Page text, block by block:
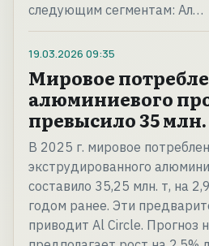
следующим сегментам: Ал…
19.03.2026 09:35
Мировое
алюминиевого
превысило 35 млн.
В 2025 г. мировое
экструдированного
составило 35,25 млн. т, на
годом ранее. Эти
приводит Al Circle. Прогноз